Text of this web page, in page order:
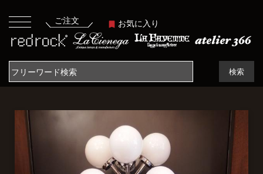
ご注文 お気に入り
検索